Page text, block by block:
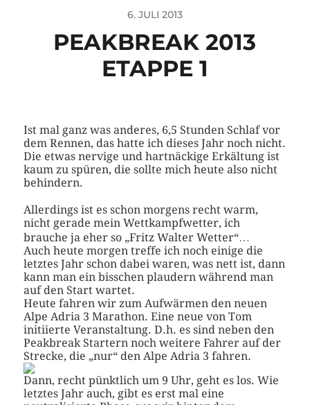
6. JULI 2013
PEAKBREAK 2013
ETAPPE 1
Ist mal ganz was anderes, 6,5 Stunden Schlaf vor
dem Rennen, das hatte ich dieses Jahr noch nicht.
Die etwas nervige und hartnäckige Erkältung ist
kaum zu spüren, die sollte mich heute also nicht
behindern.
Allerdings ist es schon morgens recht warm,
nicht gerade mein Wettkampfwetter, ich
brauche ja eher so „Fritz Walter Wetter“…
Auch heute morgen treffe ich noch einige die
letztes Jahr schon dabei waren, was nett ist, dann
kann man ein bisschen plaudern während man
auf den Start wartet.
Heute fahren wir zum Aufwärmen den neuen
Alpe Adria 3 Marathon. Eine neue von Tom
initiierte Veranstaltung. D.h. es sind neben den
Peakbreak Startern noch weitere Fahrer auf der
Strecke, die „nur“ den Alpe Adria 3 fahren.
Dann, recht pünktlich um 9 Uhr, geht es los. Wie
letztes Jahr auch, gibt es erst mal eine